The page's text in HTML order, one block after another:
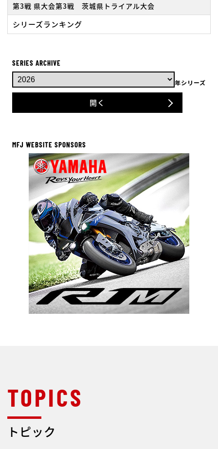
第3戦 県大会第3戦 茨城県トライアル大会
シリーズランキング
SERIES ARCHIVE
年シリーズ
開く
MFJ WEBSITE SPONSORS
トピック